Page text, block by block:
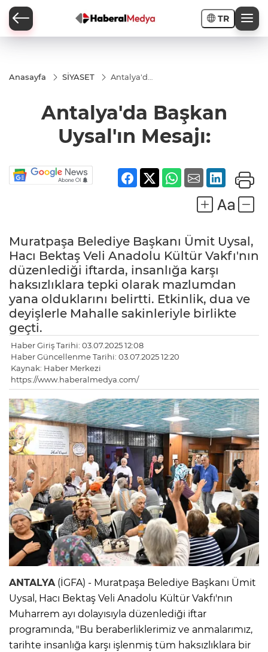
TR
Anasayfa SİYASET
Antalya'da
Mesajı:
Antalya'da Başkan
Uysal'ın Mesajı:
Muratpaşa Belediye Başkanı Ümit Uysal,
Hacı Bektaş Veli Anadolu Kültür Vakfı'nın
düzenlediği iftarda, insanlığa karşı
haksızlıklara tepki olarak mazlumdan
yana olduklarını belirtti. Etkinlik, dua ve
deyişlerle Mahalle sakinleriyle birlikte
geçti.
Haber Giriş Tarihi: 03.07.2025 12:08
Haber Güncellenme Tarihi: 03.07.2025 12:20
Kaynak: Haber Merkezi
https://www.haberalmedya.com/
ANTALYA(İGFA) - Muratpaşa Belediye Başkanı Ümit
Uysal, Hacı Bektaş Veli Anadolu Kültür Vakfı'nın
Muharrem ayı dolayısıyla düzenlediği iftar
programında, "Bu beraberliklerimiz ve anmalarımız,
tarihte insanlığa karşı işlenmiş tüm haksızlıklara bir